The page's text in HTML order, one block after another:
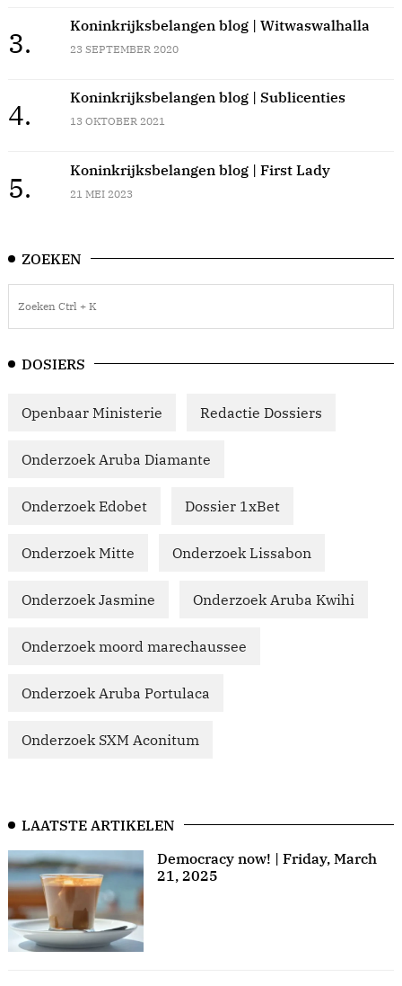
3.
Koninkrijksbelangen blog | Witwaswalhalla
23 SEPTEMBER 2020
4.
Koninkrijksbelangen blog | Sublicenties
13 OKTOBER 2021
5.
Koninkrijksbelangen blog | First Lady
21 MEI 2023
ZOEKEN
DOSIERS
Openbaar Ministerie Redactie Dossiers
Onderzoek Aruba Diamante
Onderzoek Edobet Dossier 1xBet
Onderzoek Mitte Onderzoek Lissabon
Onderzoek Jasmine Onderzoek Aruba Kwihi
Onderzoek moord marechaussee
Onderzoek Aruba Portulaca
Onderzoek SXM Aconitum
LAATSTE ARTIKELEN
Democracy now! | Friday, March
21, 2025